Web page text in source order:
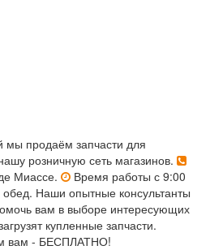
мы продаём запчасти для
розничную сеть магазинов.
Миассе.
Время работы с 9:00
Наши опытные консультанты
вам в выборе интересующих
купленные запчасти.
вам - БЕСПЛАТНО!